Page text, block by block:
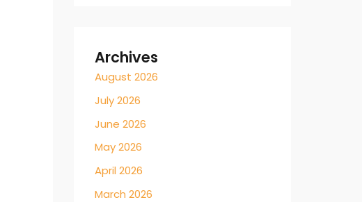
Archives
August 2026
July 2026
June 2026
May 2026
April 2026
March 2026